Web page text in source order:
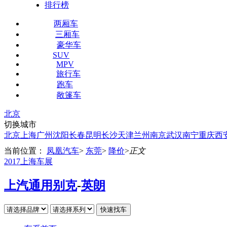
排行榜
两厢车
三厢车
豪华车
SUV
MPV
旅行车
跑车
敞篷车
北京
切换城市
北京 上海广州沈阳长春昆明长沙天津兰州南京武汉南宁重庆西
当前位置：
凤凰汽车> 东莞> 降价>正文
2017上海车展
上汽通用别克-英朗